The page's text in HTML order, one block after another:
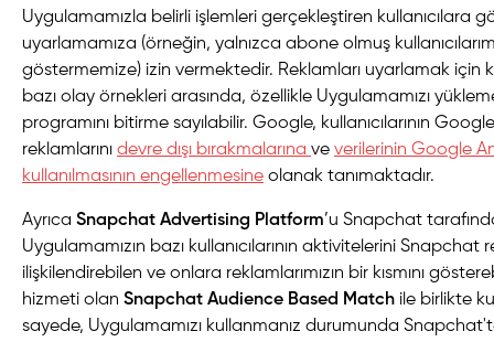
Uygulamamızla belirli işlemleri gerçekleştiren kullanıcılara
uyarlamamıza (örneğin, yalnızca abone olmuş
göstermemize) izin vermektedir. Reklamları uyarlamak için
bazı olay örnekleri arasında, özellikle Uygulamamızı
programını bitirme sayılabilir. Google, kullanıcılarının
reklamlarını devre dışı bırakmalarına ve verilerinin Google
kullanılmasının engellenmesine olanak tanımaktadır.
Ayrıca Snapchat Advertising Platform’u Snapchat
Uygulamamızın bazı kullanıcılarının aktivitelerini Snapchat
ilişkilendirebilen ve onlara reklamlarımızın bir kısmını
hizmeti olan Snapchat Audience Based Match ile birlikte
sayede, Uygulamamızı kullanmanız durumunda